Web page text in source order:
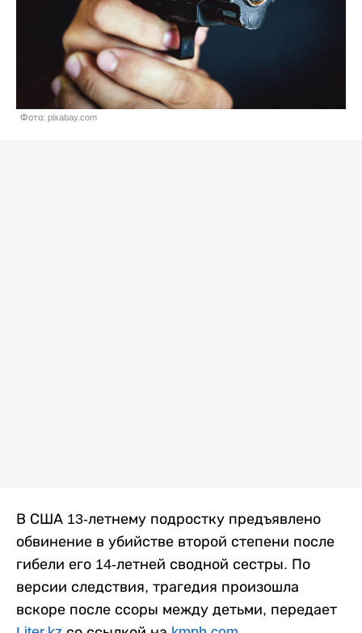
Фото: pixabay.com
В США 13-летнему подростку предъявлено
обвинение в убийстве второй степени после
гибели его 14-летней сводной сестры. По
версии следствия, трагедия произошла
вскоре после ссоры между детьми, передает